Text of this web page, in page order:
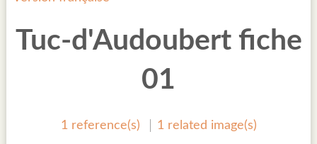
Tuc-d'Audoubert fiche
01
1 reference(s) 1 related image(s)